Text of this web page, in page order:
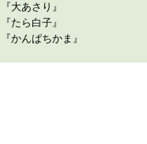
『大あさり』
『たら白子』
『かんぱちかま』